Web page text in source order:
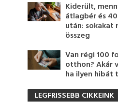
Kiderült,
átlagbér és
után: sokakat
összeg
Van régi 100
otthon? Akár
ha ilyen hibát
LEGFRISSEBB CIKKEINK